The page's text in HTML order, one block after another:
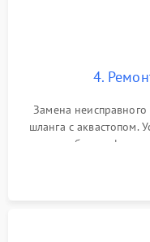
4.
Замена неисправного
шланга с аквастопом.
патрубках и
управления,